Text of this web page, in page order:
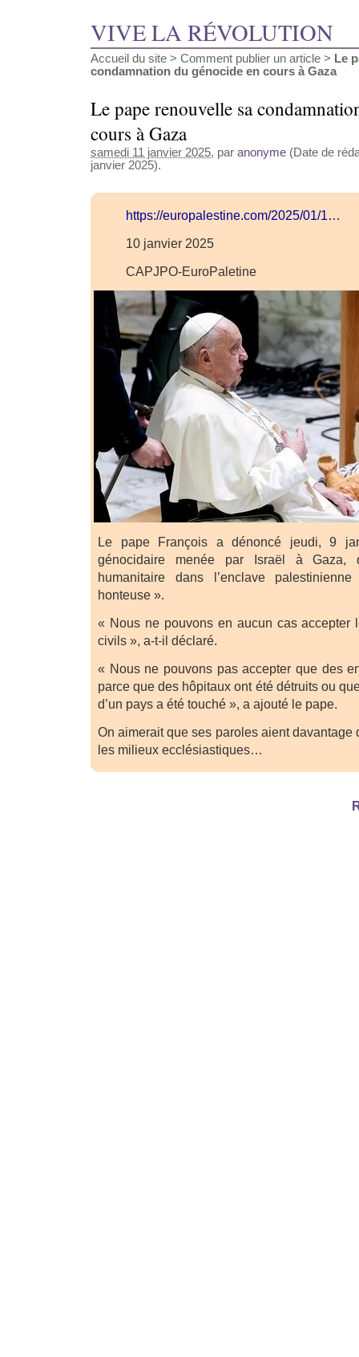
VIVE LA RÉVOLUTION
Accueil du site > Comment publier un article > Le
condamnation du génocide en cours à Gaza
Le pape renouvelle sa
cours à Gaza
samedi 11 janvier 2025, par anonyme (Date de
janvier 2025).
https://europalestine.com/2025/01/1…
10 janvier 2025
CAPJPO-EuroPaletine
Le pape François a dénoncé jeudi, 9
génocidaire menée par Israël à Gaza,
humanitaire dans l’enclave
honteuse ».
« Nous ne pouvons en aucun cas accepter
civils », a-t-il déclaré.
« Nous ne pouvons pas accepter que des
parce que des hôpitaux ont été détruits ou
d’un pays a été touché », a ajouté le pape.
On aimerait que ses paroles aient davantage
les milieux ecclésiastiques…